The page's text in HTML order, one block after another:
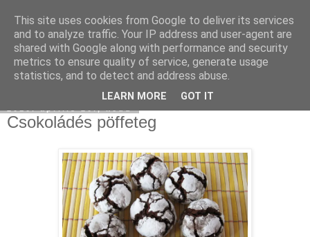
Moha Konyha
Csokoládés pöffeteg
This site uses cookies from Google to deliver its services
and to analyze traffic. Your IP address and user-agent are
shared with Google along with performance and security
metrics to ensure quality of service, generate usage
statistics, and to detect and address abuse.
LEARN MORE GOT IT